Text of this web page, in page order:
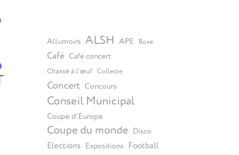
Allumoirs ALSH APE Boxe
Café Café concert
Chasse à l’œuf Collecte
Concert Concours
Conseil Municipal
Coupe d'Europe
Coupe du monde Disco
Elections Expositions Football